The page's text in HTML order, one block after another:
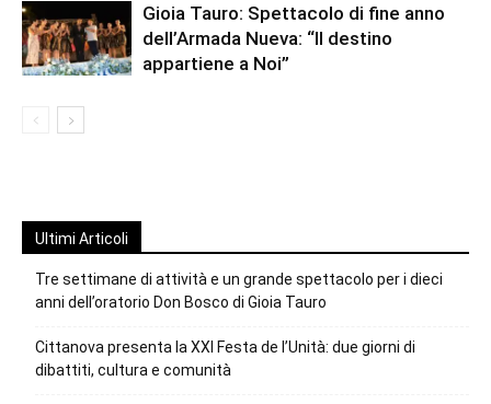
Gioia Tauro: Spettacolo di fine anno
dell’Armada Nueva: “Il destino
appartiene a Noi”
Ultimi Articoli
Tre settimane di attività e un grande spettacolo per i dieci
anni dell’oratorio Don Bosco di Gioia Tauro
Cittanova presenta la XXI Festa de l’Unità: due giorni di
dibattiti, cultura e comunità